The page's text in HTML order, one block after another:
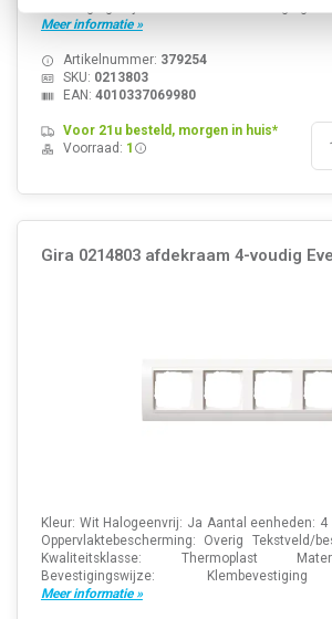
Meer informatie »
Artikelnummer: 379254
SKU: 0213803
EAN: 4010337069980
Voor 21u besteld, morgen in huis*
Voorraad: 1
Gira 0214803 afdekraam 4-voudig
Kleur: Wit Halogeenvrij: Ja Aantal eenheden: 4
Oppervlaktebescherming: Overig Tekstveld/
Kwaliteitsklasse: Thermoplast
Bevestigingswijze: Klembevestiging
Meer informatie »